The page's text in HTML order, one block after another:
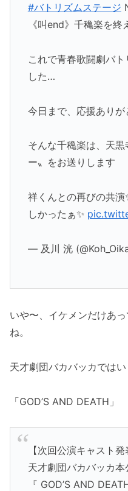
#バトリズムステージ
《叫end》千穐楽を終
これで青春歌闘劇バ
した…
今日まで、応援ありが
そんな千穐楽は、天
ー〟をお送りします
祥くんとの再びの共
しかったぁ✨
— 及川 洸
いや〜、イケメンだけあ
ね。
天才劇団バカバッカでは
「GOD’S AND DEATH」
【次回公演キャスト
天才劇団バカバッカ
『 GOD’S AND